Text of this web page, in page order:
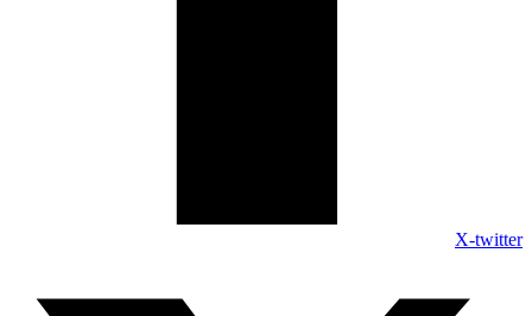
X-twitter